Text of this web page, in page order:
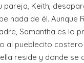
pareja, Keith,
nada de él. Aunque
Samantha es lo
al pueblecito
reside y donde se